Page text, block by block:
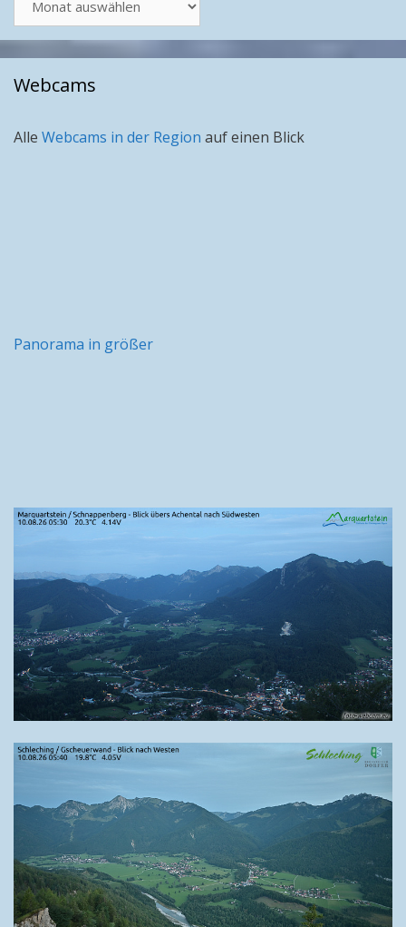
nach
Monat
Webcams
Alle Webcams in der Region auf einen Blick
Panorama in größer